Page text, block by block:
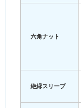
六角ナット
絶縁スリーブ